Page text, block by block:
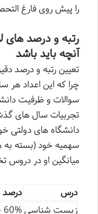
را پیش روی فارغ
رتبه و درصد های
آنچه باید باشد
تعیین رتبه و درصد
چرا که این اعداد هر
سوالات و ظرفیت
تجربیات سال های
سهمیه خود (بسته به
میانگین او در
درس
درصد
زیست شناسی60% – 80%